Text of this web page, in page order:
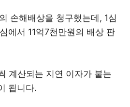
손해배상을 청구했는데, 1심
에서 11억7천만원의 배상 판
계산되는 지연 이자가 붙는
됩니다.